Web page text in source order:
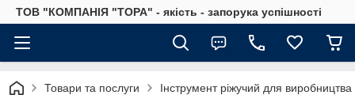
ТОВ "КОМПАНІЯ "ТОРА" - якість - запорука успішності
Товари та послуги Інструмент ріжучий для виробництва